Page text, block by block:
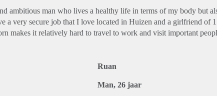
ambitious man who lives a healthy life in terms of my body but
a very secure job that I love located in Huizen and a girlfriend of
makes it relatively hard to travel to work and visit important
Ruan
Man, 26 jaar